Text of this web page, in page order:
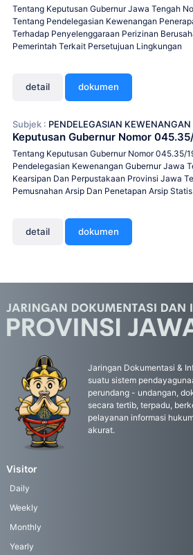
Tentang Keputusan Gubernur Jawa Tengah
Tentang Pendelegasian Kewenangan
Terhadap Penyelenggaraan Perizinan
Pemerintah Terkait Persetujuan Lingkungan
detail dokumen
Subjek : PENDELEGASIAN KEWENANGAN
Keputusan Gubernur Nomor
Tentang Keputusan Gubernur Nomor 045.35/
Pendelegasian Kewenangan Gubernur Jawa
Kearsipan Dan Perpustakaan Provinsi Jawa
Pemusnahan Arsip Dan Penetapan Arsip Statis
detail dokumen
Jaringan Dokumentasi &
suatu sistem
perundang - undangan,
secara tertib, terpadu,
pelayanan informasi
akurat.
Visitor
Daily
Weekly
Monthly
Yearly